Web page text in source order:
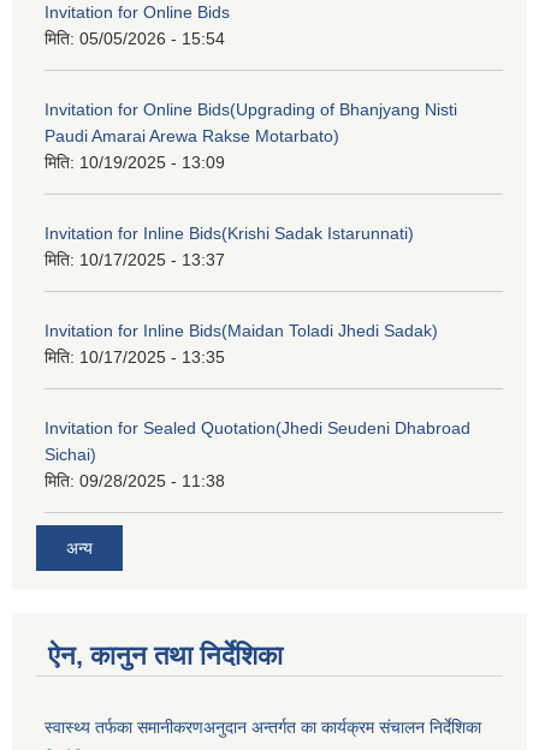
Invitation for Online Bids
मिति: 05/05/2026 - 15:54
Invitation for Online Bids(Upgrading of Bhanjyang Nisti
Paudi Amarai Arewa Rakse Motarbato)
मिति: 10/19/2025 - 13:09
Invitation for Inline Bids(Krishi Sadak Istarunnati)
मिति: 10/17/2025 - 13:37
Invitation for Inline Bids(Maidan Toladi Jhedi Sadak)
मिति: 10/17/2025 - 13:35
Invitation for Sealed Quotation(Jhedi Seudeni Dhabroad
Sichai)
मिति: 09/28/2025 - 11:38
अन्य
ऐन, कानुन तथा निर्देशिका
स्वास्थ्य तर्फका समानीकरणअनुदान अन्तर्गत का कार्यक्रम संचालन निर्देशिका